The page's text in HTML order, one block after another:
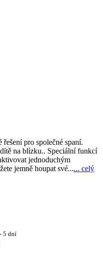
pro společné spaní.
na blízku.. Speciální funkcí
jednoduchým
jemně houpat své...... celý
5 dní